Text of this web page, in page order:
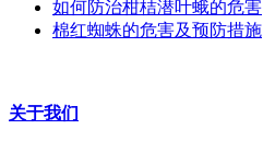
如何防治柑桔潜叶蛾的危害
棉红蜘蛛的危害及预防措施
关于我们